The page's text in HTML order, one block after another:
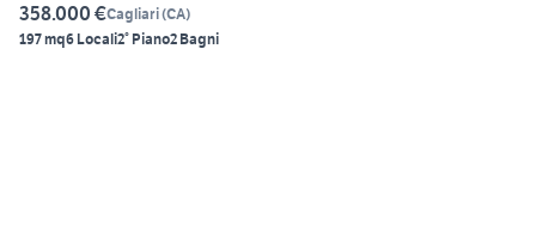
358.000 €Cagliari(CA)
197 mq6 Locali2° Piano2 Bagni